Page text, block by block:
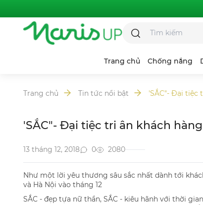
Trang chủ Chống nắng
Chieno Shizuku
Hyaluronic Acid
Trang chủ Tin tức nổi bật 'SẮC"- Đại tiệc
'SẮC"- Đại tiệc tri ân khách
13 tháng 12, 2018 0 2080
Như một lời yêu thương sâu sắc nhất dành tới
và Hà Nội vào tháng 12
SẮC - đẹp tựa nữ thần, SẮC - kiêu hãnh với thời